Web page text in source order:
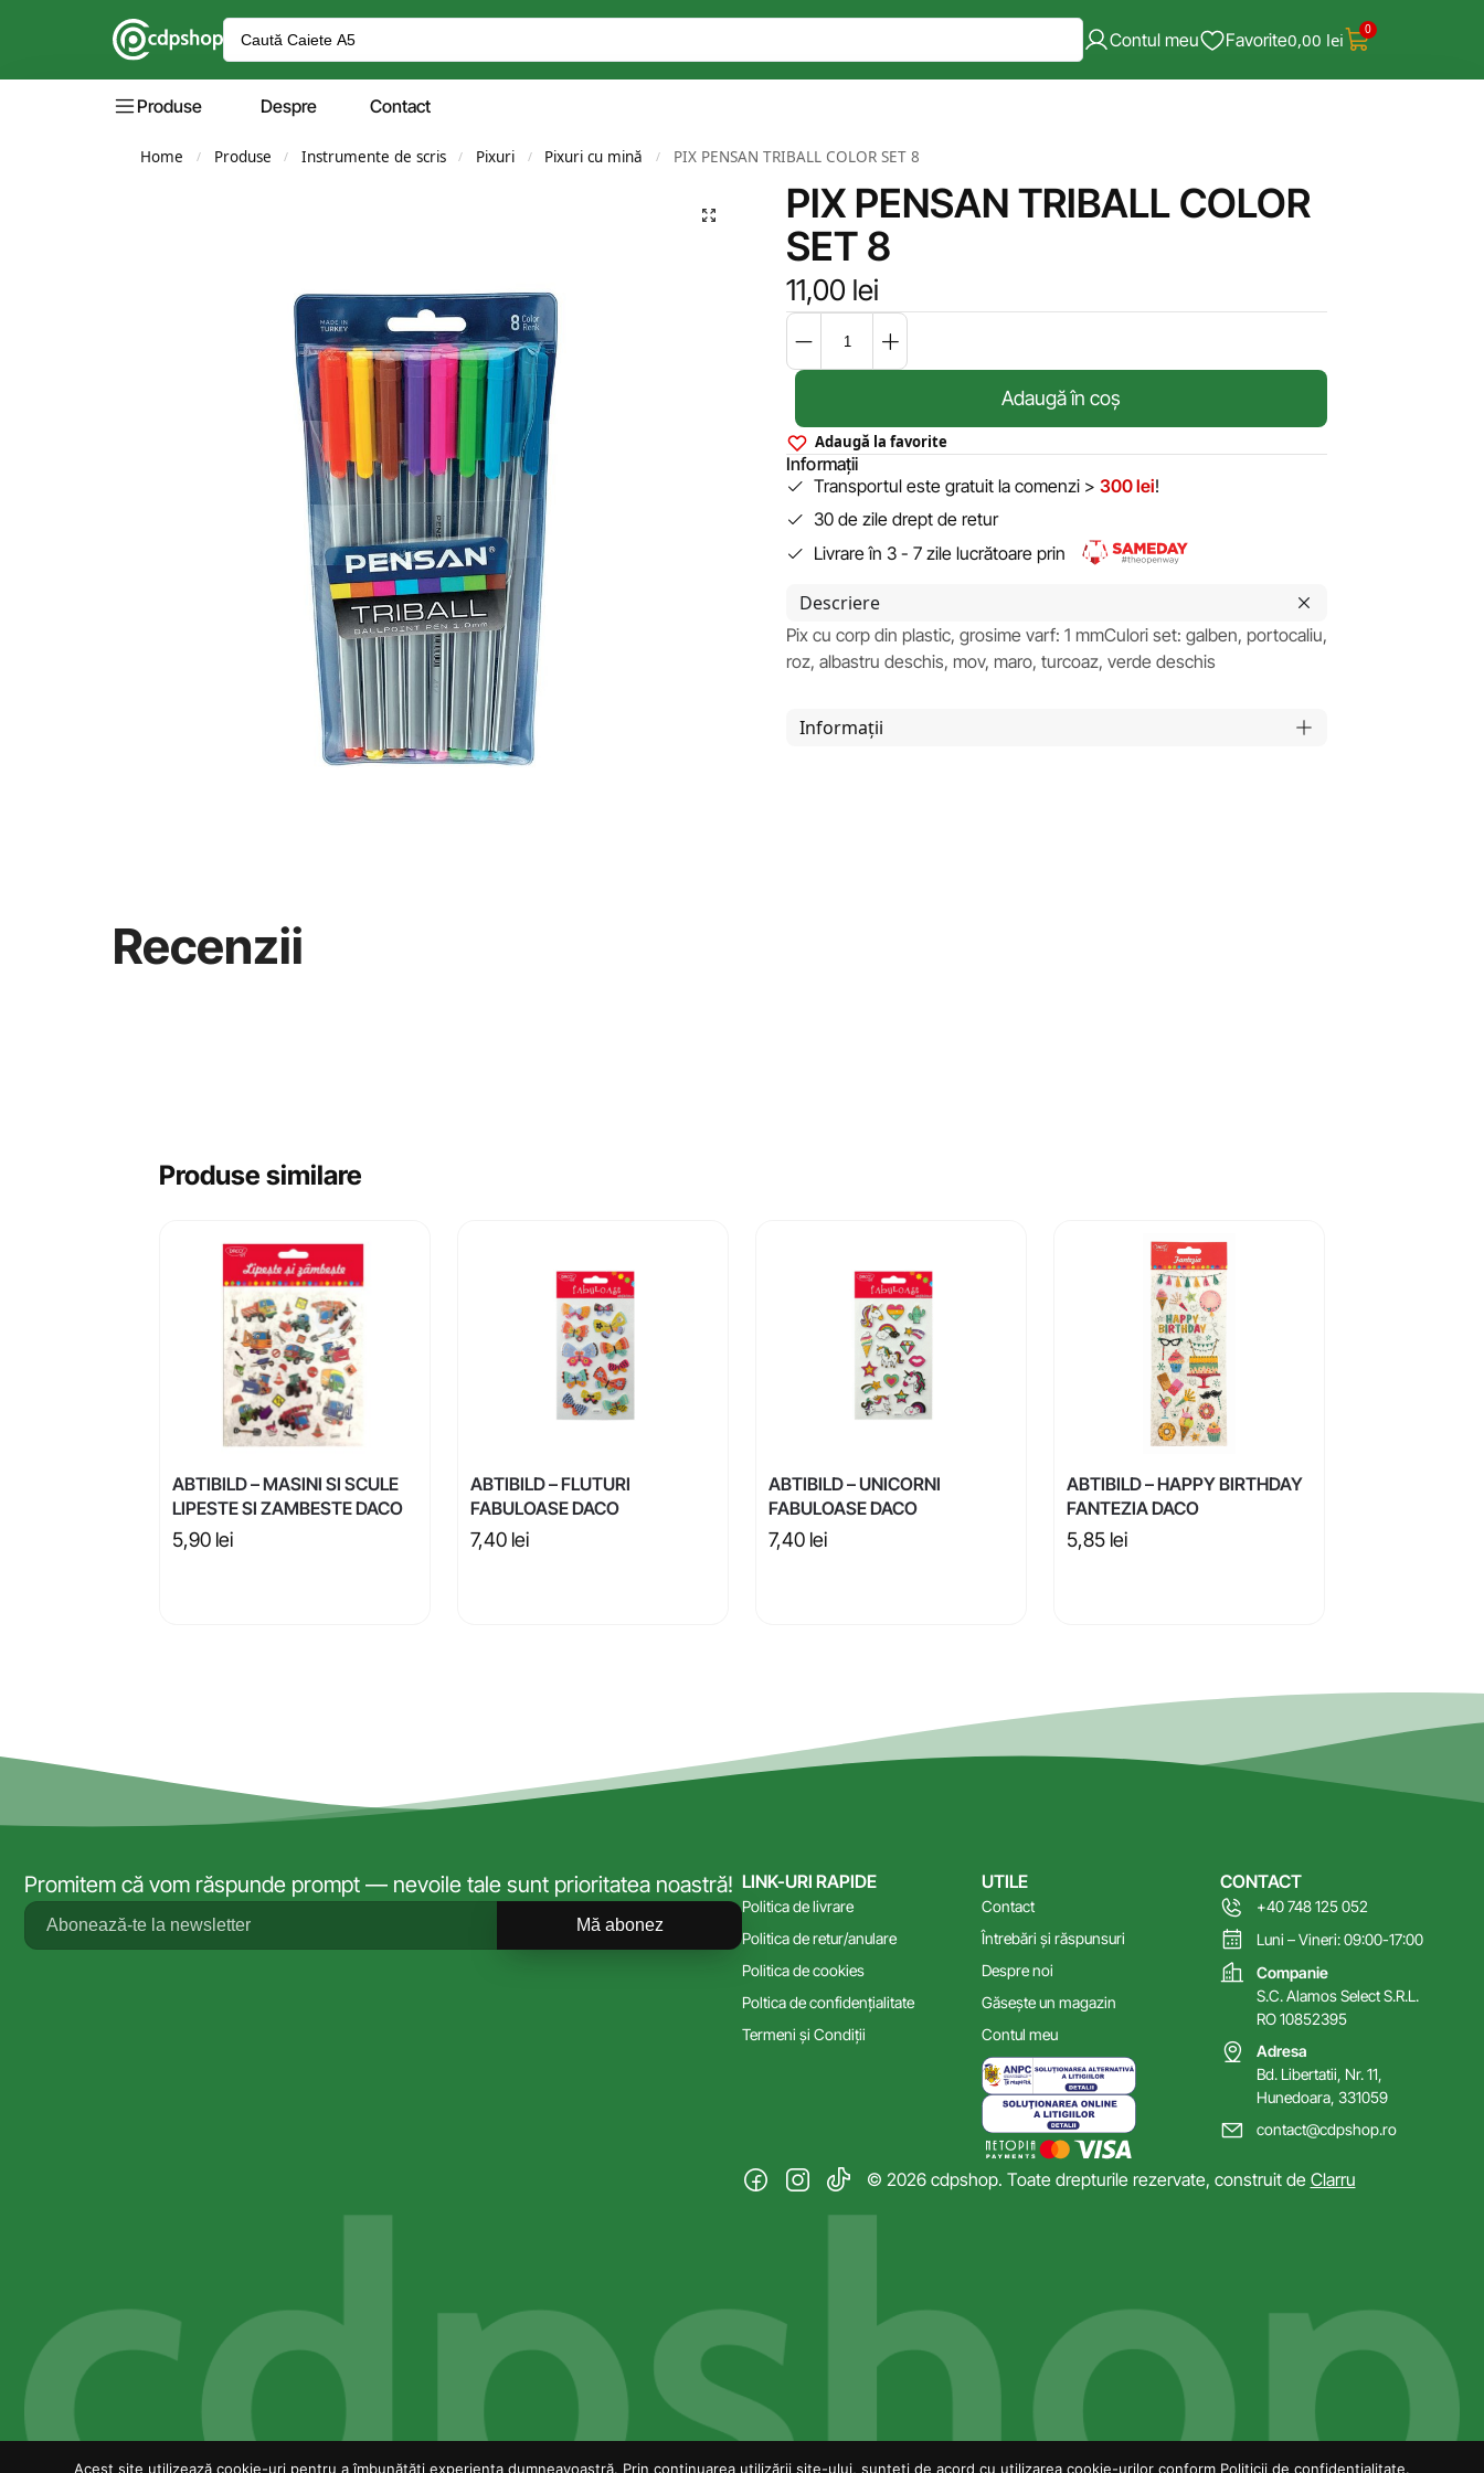
Contul meu Favorite0,00 lei 0
Produse Despre Contact
Home / Produse / Instrumente de scris / Pixuri / Pixuri cu mină / PIX PENSAN TRIBALL COLOR SET 8
PIX PENSAN TRIBALL COLOR
SET 8
11,00 lei
Adaugă în coș
Adaugă la favorite
Informații
Transportul este gratuit la comenzi > 300 lei!
30 de zile drept de retur
Livrare în 3 - 7 zile lucrătoare prin
Descriere
Pix cu corp din plastic, grosime varf: 1 mmCulori set: galben, portocaliu,
roz, albastru deschis, mov, maro, turcoaz, verde deschis
Informații
Recenzii
Produse similare
ABTIBILD – MASINI SI SCULE
LIPESTE SI ZAMBESTE DACO
5,90 lei
ABTIBILD – FLUTURI
FABULOASE DACO
7,40 lei
ABTIBILD – UNICORNI
FABULOASE DACO
7,40 lei
ABTIBILD – HAPPY BIRTHDAY
FANTEZIA DACO
5,85 lei
Promitem că vom răspunde prompt — nevoile tale sunt prioritatea noastră!
Mă abonez
LINK-URI RAPIDE
Politica de livrare
Politica de retur/anulare
Politica de cookies
Poltica de confidențialitate
Termeni și Condiții
UTILE
Contact
Întrebări și răspunsuri
Despre noi
Găsește un magazin
Contul meu
CONTACT
+40 748 125 052
Luni – Vineri: 09:00-17:00
Companie
S.C. Alamos Select S.R.L.
RO 10852395
Adresa
Bd. Libertatii, Nr. 11,
Hunedoara, 331059
contact@cdpshop.ro
© 2026 cdpshop. Toate drepturile rezervate, construit de Clarru
Acest site utilizează cookie-uri pentru a îmbunătăți experiența dumneavoastră. Prin continuarea utilizării site-ului, sunteți de acord cu utilizarea cookie-urilor conform Politicii de confidențialitate.